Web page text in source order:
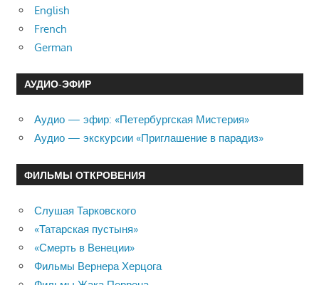
English
French
German
АУДИО-ЭФИР
Аудио — эфир: «Петербургская Мистерия»
Аудио — экскурсии «Приглашение в парадиз»
ФИЛЬМЫ ОТКРОВЕНИЯ
Слушая Тарковского
«Татарская пустыня»
«Смерть в Венеции»
Фильмы Вернера Херцога